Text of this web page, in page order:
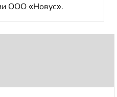
ООО «Новус».